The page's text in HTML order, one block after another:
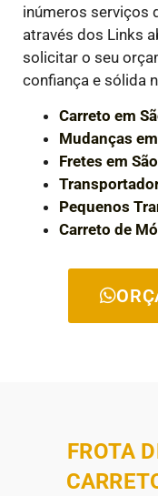
inúmeros serviços
através dos Links
solicitar o seu
confiança e sólida
Carreto em
Mudanças
Fretes em
Pequenos
Carreto de
FROTA